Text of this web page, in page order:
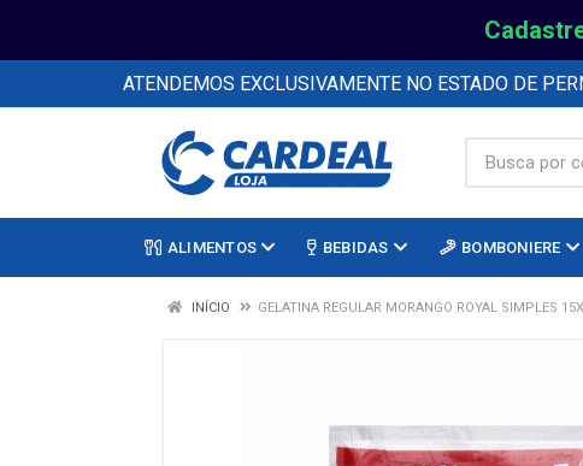
ATENDEMOS EXCLUSIVAMENTE NO ESTADO DE
ALIMENTOS BEBIDAS BOMBONIERE
INÍCIO GELATINA REGULAR MORANGO ROYAL SIMPLES